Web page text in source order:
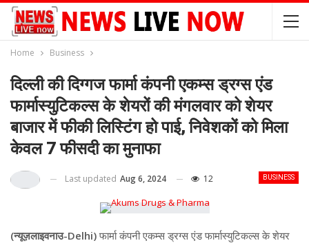
Home Business
दिल्ली की दिग्गज फार्मा कंपनी एकम्स ड्रग्स एंड
फार्मास्युटिकल्स के शेयरों की मंगलवार को शेयर
बाजार में फीकी लिस्टिंग हो पाई, निवेशकों को मिला
केवल 7 फीसदी का मुनाफा
BUSINESS
Last updated Aug 6, 2024 12
(न्यूज़लाइवनाउ-Delhi)फार्मा कंपनी एकम्स ड्रग्स एंड फार्मास्युटिकल्स के शेयर